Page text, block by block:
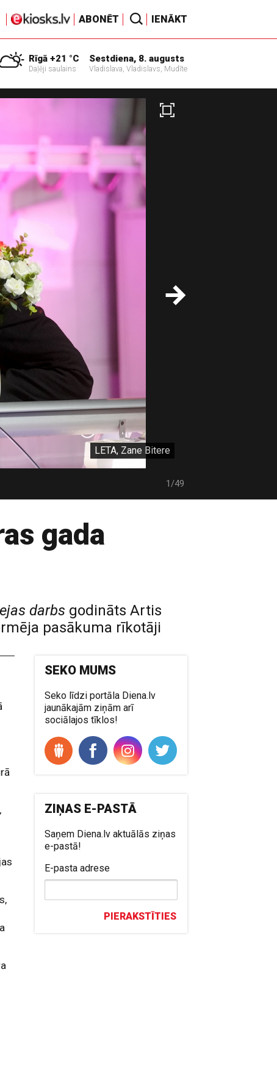
ABONĒT IENĀKT
Rīgā +21 °C
Daļēji saulains
Sestdiena, 8. augusts
Vladislava, Vladislavs, Mudīte
LETA, Zane Bitere
1/49
gada
darbs godināts Artis
pasākuma rīkotāji
SEKO MUMS
Seko līdzi portāla Diena.lv
jaunākajām ziņām arī
sociālajos tīklos!
ZIŅAS E-PASTĀ
Saņem Diena.lv aktuālās ziņas
e-pastā!
E-pasta adrese
PIERAKSTĪTIES